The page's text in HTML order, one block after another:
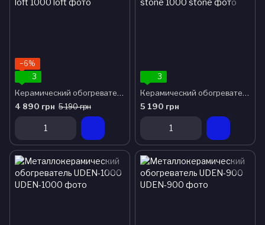
−6%
3
Керамический обогреватель Heats 1000 loft
4 890 грн 5 190 грн
3
Керамический обогреватель Heats 1000 stone
5 190 грн